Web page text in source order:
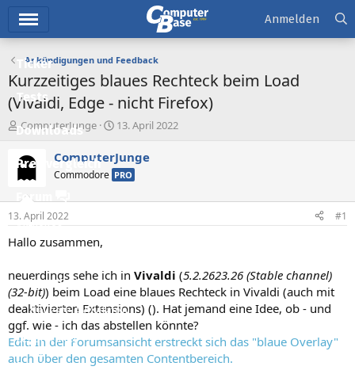
Ticker
Tests
Downloads
Preisvergleich
Forum
Aktuelles
Neue Beiträge
Neueste Aktivitäten
Leserartikel
Regeln
Anmelden
Ankündigungen und Feedback
Kurzzeitiges blaues Rechteck beim Load
(Vivaldi, Edge - nicht Firefox)
E
r
s
t
e
e
r
ComputerJunge
E
s
t
e
t
13. April 2022
ComputerJunge
Commodore PRO
13. April 2022 #1
Hallo zusammen,
neuerdings sehe ich in Vivaldi (5.2.2623.26 (Stable channel)
(32-bit)) beim Load eine blaues Rechteck in Vivaldi (auch mit
deaktivierten Extensions) (). Hat jemand eine Idee, ob - und
ggf. wie - ich das abstellen könnte?
Edit: In der Forumsansicht erstreckt sich das "blaue Overlay"
auch über den gesamten Contentbereich.